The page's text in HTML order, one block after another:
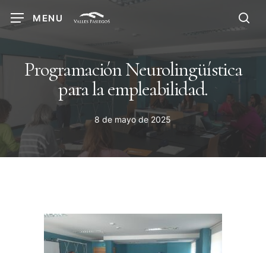
main
content
MENU
Programación Neurolingüística
para la empleabilidad.
8 de mayo de 2025